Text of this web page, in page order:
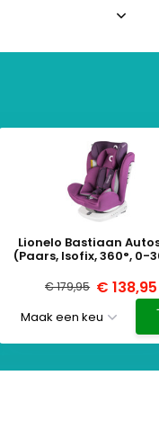
Lionelo Bastiaan
(Paars, Isofix, 360°, 0-
€ 179,95 € 138,95